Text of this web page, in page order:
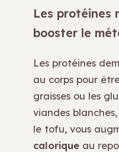
Les protéines
booster le
Les protéines
au corps pour
graisses ou les
viandes
le tofu, vous
calorique au